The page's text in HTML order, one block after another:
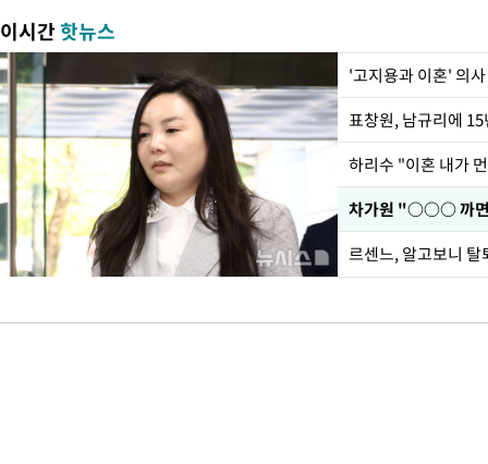
이시간핫뉴스
'고지용과 이혼' 의
하리수 "이혼 내가
르센느, 알고보니 탈